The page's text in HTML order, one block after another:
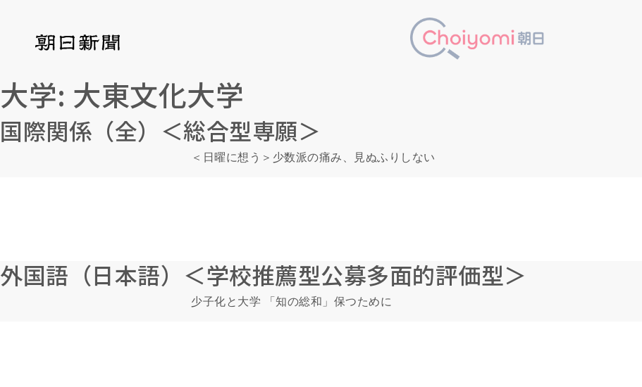
大学: 大東文化大学
国際関係（全）＜総合型専願＞
＜日曜に想う＞少数派の痛み、見ぬふりしない
外国語（日本語）＜学校推薦型公募多面的評価型＞
少子化と大学 「知の総和」保つために